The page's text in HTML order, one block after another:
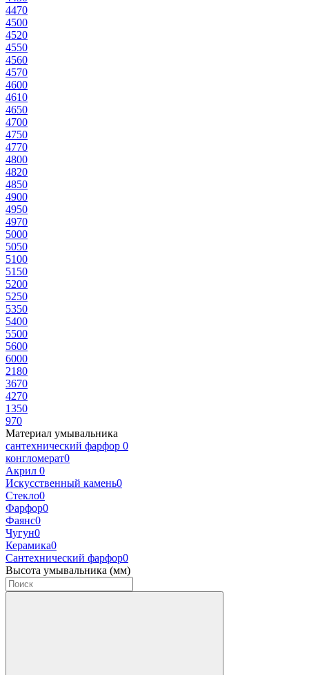
4470
4500
4520
4550
4560
4570
4600
4610
4650
4700
4750
4770
4800
4820
4850
4900
4950
4970
5000
5050
5100
5150
5200
5250
5350
5400
5500
5600
6000
2180
3670
4270
1350
970
Материал умывальника
сантехнический фарфор 0
конгломерат0
Акрил 0
Искусственный камень0
Стекло0
Фарфор0
Фаянс0
Чугун0
Керамика0
Сантехнический фарфор0
Высота умывальника (мм)